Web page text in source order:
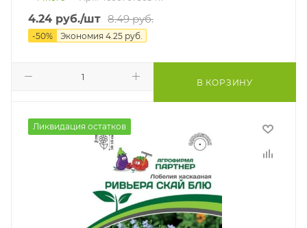
4.24 руб./шт 8.49руб.
-50% Экономия 4.25 руб.
В КОРЗИНУ
Ликвидация остатков